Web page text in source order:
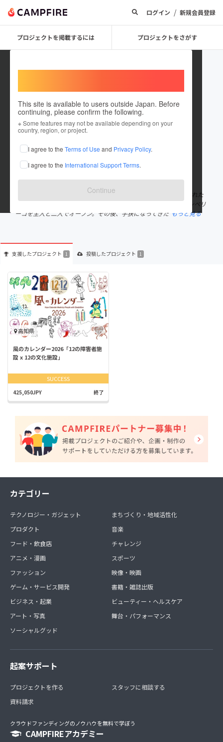
ログイン / 新規会員登録
プロジェクトを掲載するには プロジェクトをさがす
This site is available to users outside Japan. Before
continuing, please confirm the following.
※ Some features may not be available depending on your
country, region, or project.
I agree to the Terms of Use and Privacy Policy.
I agree to the International Support Terms.
Continue
Dolce_Merenda
これまでに1回支援して1件のプロジェクトを投稿しています
在住国：日本 現在地：高知県
出身国：日本 出身地：徳島県
高知県北部土佐町に移住したのが8年前。下見で何度か土佐町を訪れた
ときの人の温かさなどに惹かれ土佐町でイタリアンレストランオンベリ
ーコを主人と二人でオープン。その後、手狭になってきた もっと見る
支援したプロジェクト 1 投稿したプロジェクト 1
高知県
風のカレンダー2026「12の障害者施
設 x 12の文化施設」
SUCCESS
425,050JPY 終了
カテゴリー
テクノロジー・ガジェット
プロダクト
フード・飲食店
アニメ・漫画
ファッション
ゲーム・サービス開発
ビジネス・起業
アート・写真
ソーシャルグッド
まちづくり・地域活性化
音楽
チャレンジ
スポーツ
映像・映画
書籍・雑誌出版
ビューティー・ヘルスケア
舞台・パフォーマンス
起案サポート
プロジェクトを作る
資料請求
スタッフに相談する
クラウドファンディングのノウハウを無料で学ぼう
CAMPFIREアカデミー